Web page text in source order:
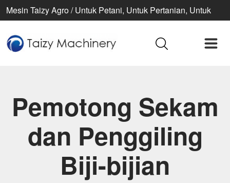
Mesin Taizy Agro / Untuk Petani, Untuk Pertanian, Untuk
Pemotong Sekam
dan Penggiling
Biji-bijian